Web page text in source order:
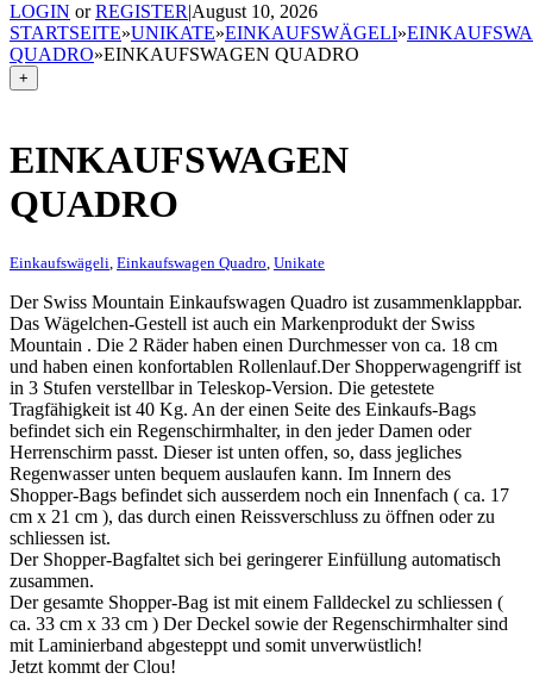
LOGIN orREGISTER|August 10, 2026
STARTSEITE»UNIKATE»EINKAUFSWÄGELI»
QUADRO»EINKAUFSWAGEN QUADRO
+
EINKAUFSWAGEN
QUADRO
Einkaufswägeli, Einkaufswagen Quadro, Unikate
Der Swiss Mountain Einkaufswagen Quadro ist zusammenklappbar.
Das Wägelchen-Gestell ist auch ein Markenprodukt der Swiss
Mountain . Die 2 Räder haben einen Durchmesser von ca. 18 cm
und haben einen konfortablen Rollenlauf.Der Shopperwagengriff ist
in 3 Stufen verstellbar in Teleskop-Version. Die getestete
Tragfähigkeit ist 40 Kg. An der einen Seite des Einkaufs-Bags
befindet sich ein Regenschirmhalter, in den jeder Damen oder
Herrenschirm passt. Dieser ist unten offen, so, dass jegliches
Regenwasser unten bequem auslaufen kann. Im Innern des
Shopper-Bags befindet sich ausserdem noch ein Innenfach ( ca. 17
cm x 21 cm ), das durch einen Reissverschluss zu öffnen oder zu
schliessen ist.
Der Shopper-Bagfaltet sich bei geringerer Einfüllung automatisch
zusammen.
Der gesamte Shopper-Bag ist mit einem Falldeckel zu schliessen (
ca. 33 cm x 33 cm ) Der Deckel sowie der Regenschirmhalter sind
mit Laminierband abgesteppt und somit unverwüstlich!
Jetzt kommt der Clou!